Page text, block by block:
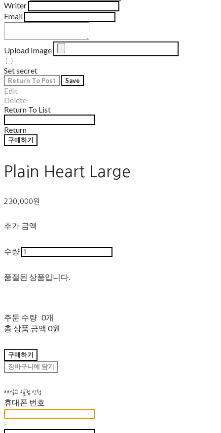
Writer
Email
Upload Image
Set secret
Return To Post Save
Edit
Delete
Return To List
Return
구매하기
Plain Heart Large
230,000원
추가 금액
수량
품절된 상품입니다.
주문 수량 0개
총 상품 금액 0원
구매하기
장바구니에 담기
재입고 알림 신청
휴대폰 번호
-